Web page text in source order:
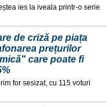
ies la iveala printr-o serie
de criză pe piața
prețurilor
care poate fi
for sesizat, cu 115 voturi